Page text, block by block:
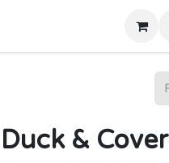
Duck & Cover